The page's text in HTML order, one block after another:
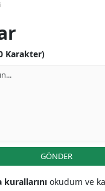
Karakter)
GÖNDER
okudum ve